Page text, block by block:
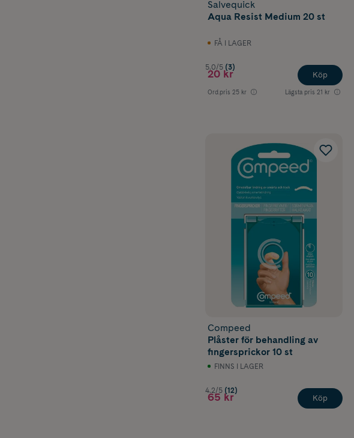
Salvequick
Aqua Resist Medium 20 st
FÅ I LAGER
5.0/5 (3)
20 kr
Ord.pris 25 kr Lägsta pris 21 kr
Köp
Compeed
Plåster för behandling av
fingersprickor 10 st
FINNS I LAGER
4.2/5 (12)
65 kr Köp